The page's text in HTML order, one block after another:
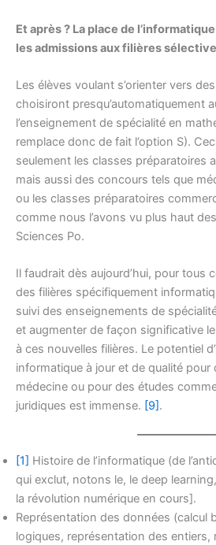
Et après ? La place de
les admissions aux filières
Les élèves voulant s’orienter vers
choisiront presqu’automatiquement
l’enseignement de spécialité en
remplace donc de fait l’option S).
seulement les classes préparatoires
mais aussi des concours tels que
ou les classes préparatoires
comme nous l’avons vu plus haut
Sciences Po.
Il faudrait dès aujourd’hui, pour tous
des filières spécifiquement
suivi des enseignements de
et augmenter de façon significative
à ces nouvelles filières. Le potentiel
informatique à jour et de qualité pour
médecine ou pour des études
juridiques est immense. [9].
[1] Histoire de l’informatique (de
qui exclut, notons le, le deep
la révolution numérique en cours].
Représentation des données (calcul
logiques, représentation des entiers,